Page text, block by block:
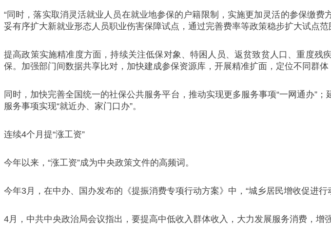
“同时，落实取消灵活就业人员在就业地参保的户籍限制，实施更加灵活的参保缴
妥有序扩大新就业形态人员职业伤害保障试点，通过完善费率等政策稳步扩大试点范
提高政策实施精准度方面，持续关注低保对象、特困人员、返贫致贫人口、重度
保。加强部门间数据共享比对，加快建成参保资源库，开展精准扩面，定位不同群体
同时，加快完善全国统一的社保公共服务平台，推动实现更多服务事项“一网通办”
服务事项实现“就近办、家门口办”。
连续4个月提“涨工资”
今年以来，“涨工资”成为中央政策文件的高频词。
今年3月，在中办、国办发布的《提振消费专项行动方案》中，“城乡居民增收促进行
4月，中共中央政治局会议指出，要提高中低收入群体收入，大力发展服务消费，增